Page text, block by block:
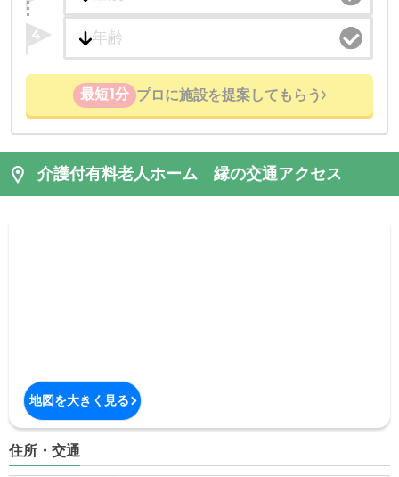
4
最短1分 プロに施設を提案してもらう
介護付有料老人ホーム 縁の交通アクセス
地図を大きく見る
住所・交通